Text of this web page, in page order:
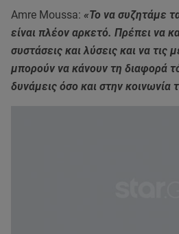
Amre Moussa: «Το να συζητάμε
είναι πλέον αρκετό. Πρέπει να
συστάσεις και λύσεις και να
μπορούν να κάνουν τη διαφορά
δυνάμεις όσο και στην κοινωνία